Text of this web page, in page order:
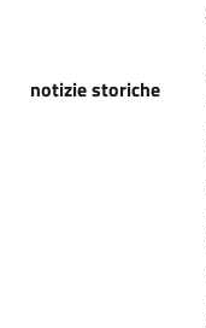
notizie storiche